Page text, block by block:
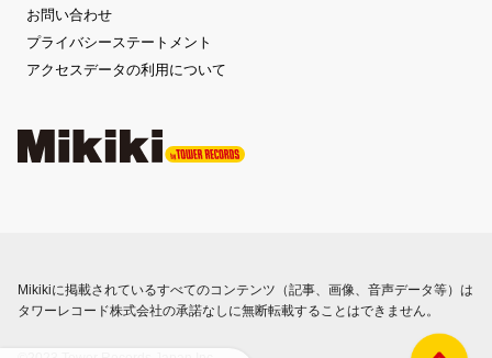
お問い合わせ
プライバシーステートメント
アクセスデータの利用について
Mikikiに掲載されているすべてのコンテンツ（記事、画像、音声データ等）は
タワーレコード株式会社の承諾なしに無断転載することはできません。